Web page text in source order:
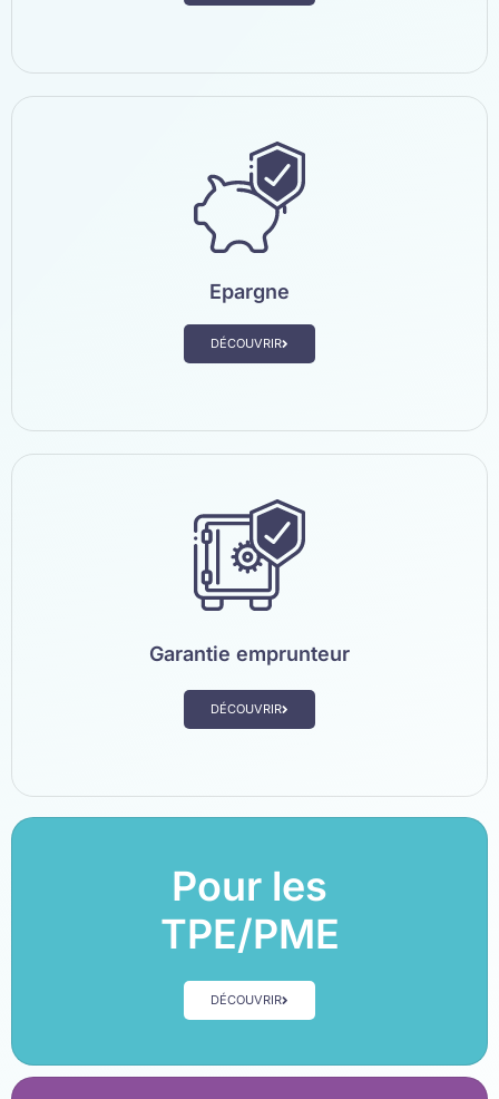
Epargne
DÉCOUVRIR
Garantie emprunteur
DÉCOUVRIR
Pour les
TPE/PME
DÉCOUVRIR